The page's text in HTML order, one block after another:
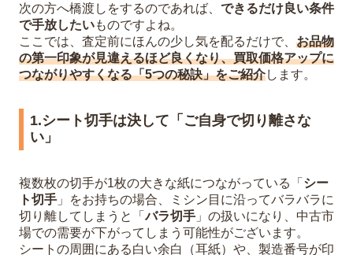
次の方へ橋渡しをするのであれば、 できるだけ良い条件
で手放したいものですよね。
ここでは、査定前にほんの少し気を配るだけで、 お品物
の第一印象が見違えるほど良くなり、買取価格アップに
つながりやすくなる「5つの秘訣」をご紹介します。
1.シート切手は決して「ご自身で切り離さな
い」
複数枚の切手が1枚の大きな紙につながっている「 シー
ト切手 」をお持ちの場合、ミシン目に沿ってバラバラに
切り離してしまうと「バラ切手 」の扱いになり、中古市
場での需要が下がってしまう可能性がございます。
シートの周囲にある白い余白（耳紙）や、製造番号が印